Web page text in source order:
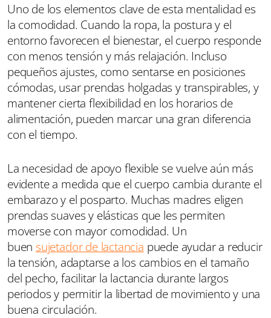
Uno de los elementos clave de esta mentalidad es
la comodidad. Cuando la ropa, la postura y el
entorno favorecen el bienestar, el cuerpo responde
con menos tensión y más relajación. Incluso
pequeños ajustes, como sentarse en posiciones
cómodas, usar prendas holgadas y transpirables, y
mantener cierta flexibilidad en los horarios de
alimentación, pueden marcar una gran diferencia
con el tiempo.
La necesidad de apoyo flexible se vuelve aún más
evidente a medida que el cuerpo cambia durante el
embarazo y el posparto. Muchas madres eligen
prendas suaves y elásticas que les permiten
moverse con mayor comodidad. Un
buen sujetador de lactancia puede ayudar a reducir
la tensión, adaptarse a los cambios en el tamaño
del pecho, facilitar la lactancia durante largos
periodos y permitir la libertad de movimiento y una
buena circulación.